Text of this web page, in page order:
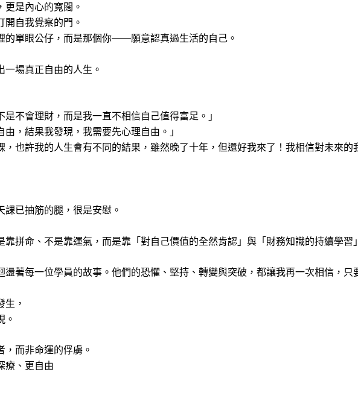
更是內心的寬闊。
自我覺察的門。
的單眼公仔，而是那個你——願意認真過生活的自己。
場真正自由的人生。
是不會理財，而是我一直不相信自己值得富足。」
由，結果我發現，我需要先心理自由。」
，也許我的人生會有不同的結果，雖然晚了十年，但還好我來了！我相信對未來的
已抽筋的腿，很是安慰。
靠拼命、不是靠運氣，而是靠「對自己價值的全然肯認」與「財務知識的持續學習
盪著每一位學員的故事。他們的恐懼、堅持、轉變與突破，都讓我再一次相信，只
生，
。
而非命運的俘虜。
療、更自由